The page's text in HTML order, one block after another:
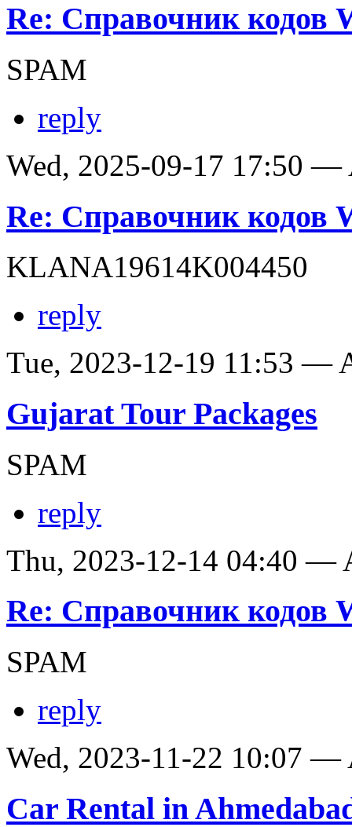
Re: Справочник кодов
SPAM
reply
Wed, 2025-09-17 17:50 —
Re: Справочник кодов
KLANA19614K004450
reply
Tue, 2023-12-19 11:53 —
Gujarat Tour Packages
SPAM
reply
Thu, 2023-12-14 04:40 —
Re: Справочник кодов
SPAM
reply
Wed, 2023-11-22 10:07 —
Car Rental in